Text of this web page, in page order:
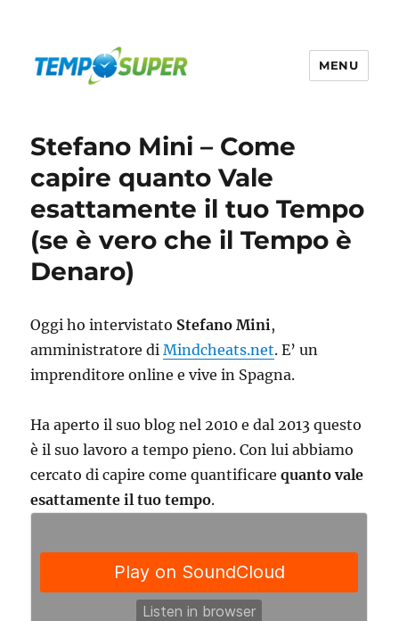
MENU
Stefano Mini – Come
capire quanto Vale
esattamente il tuo Tempo
(se è vero che il Tempo è
Denaro)
Oggi ho intervistato Stefano Mini,
amministratore diMindcheats.net. E’ un
imprenditore online e vive in Spagna.
Ha aperto il suo blog nel 2010 e dal 2013 questo
è il suo lavoro a tempo pieno. Con lui abbiamo
cercato di capire come quantificarequanto vale
esattamente il tuo tempo.